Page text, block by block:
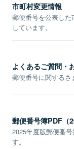
市町村変更情報
郵便番号を公表し
しています。
よくあるご質問・
郵便番号に関するさ
郵便番号簿PDF（
2025年度版郵便番
す。